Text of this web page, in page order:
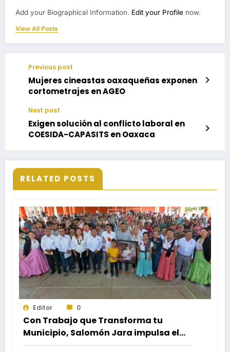
Add your Biographical Information. Edit your Profile now.
View All Posts
Previous post
Mujeres cineastas oaxaqueñas exponen
cortometrajes en AGEO
Next post
Exigen solución al conflicto laboral en
COESIDA-CAPASITS en Oaxaca
RELATED POSTS
Editor 0
Con Trabajo que Transforma tu
Municipio, Salomón Jara impulsa el
desarrollo de Santiago Minas